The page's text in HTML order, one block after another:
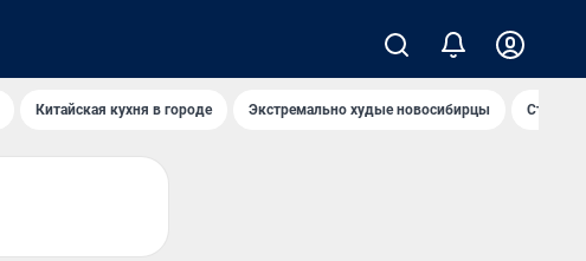
Китайская кухня в городе Экстремально худые новосибирцы Старт